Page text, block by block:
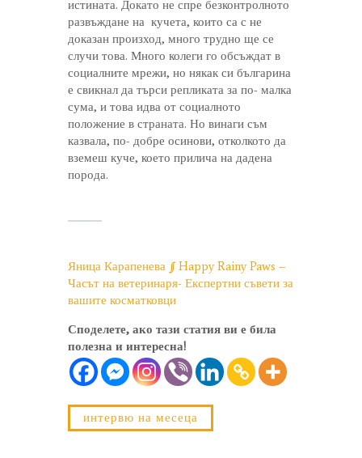
истината. Докато не спре безконтролното
развъждане на кучета, които са с не
доказан произход, много трудно ще се
случи това. Много колеги го обсъждат в
социалните мрежи, но някак си българина
е свикнал да търси репликата за по- малка
сума, и това идва от социалното
положение в страната. Но винаги съм
казвала, по- добре осинови, отколкото да
вземеш куче, което прилича на дадена
порода.
Яница Карапенева § Happy Rainy Paws –
Часът на ветеринаря- Експертни съвети за
вашите косматковци
Споделете, ако тази статия ви е била
полезна и интересна!
интервю на месеца